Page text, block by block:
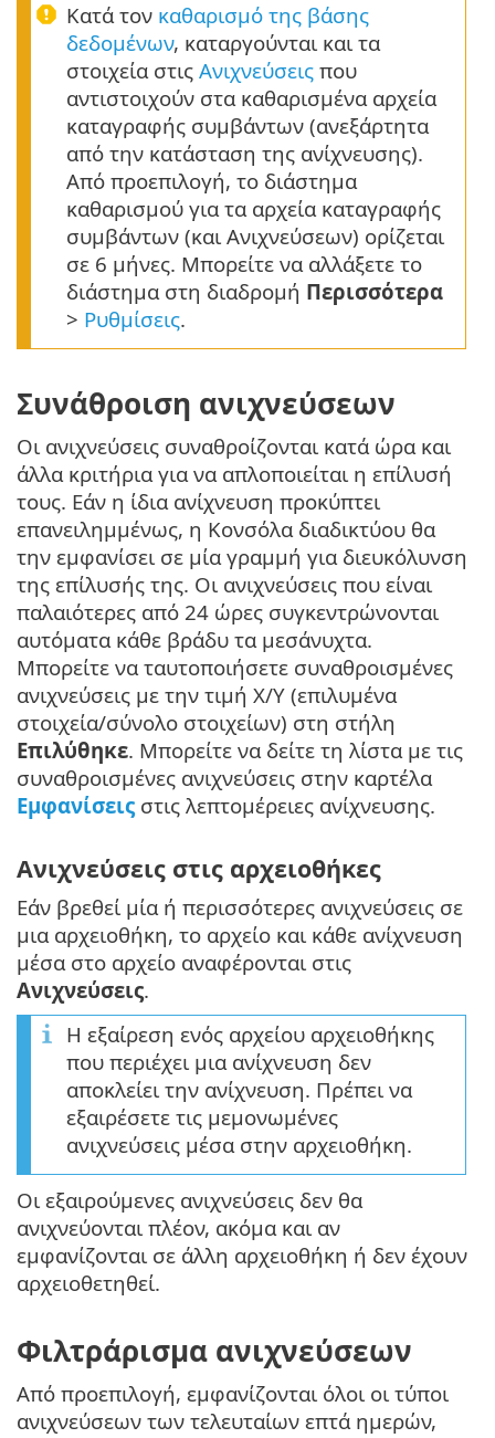
Κατά τον καθαρισμό της βάσης
δεδομένων, καταργούνται και τα
στοιχεία στις Ανιχνεύσεις που
αντιστοιχούν στα καθαρισμένα αρχεία
καταγραφής συμβάντων (ανεξάρτητα
από την κατάσταση της ανίχνευσης).
Από προεπιλογή, το διάστημα
καθαρισμού για τα αρχεία καταγραφής
συμβάντων (και Ανιχνεύσεων) ορίζεται
σε 6 μήνες. Μπορείτε να αλλάξετε το
διάστημα στη διαδρομή Περισσότερα
> Ρυθμίσεις.
Συνάθροιση ανιχνεύσεων
Οι ανιχνεύσεις συναθροίζονται κατά ώρα και
άλλα κριτήρια για να απλοποιείται η επίλυσή
τους. Εάν η ίδια ανίχνευση προκύπτει
επανειλημμένως, η Κονσόλα διαδικτύου θα
την εμφανίσει σε μία γραμμή για διευκόλυνση
της επίλυσής της. Οι ανιχνεύσεις που είναι
παλαιότερες από 24 ώρες συγκεντρώνονται
αυτόματα κάθε βράδυ τα μεσάνυχτα.
Μπορείτε να ταυτοποιήσετε συναθροισμένες
ανιχνεύσεις με την τιμή X/Y (επιλυμένα
στοιχεία/σύνολο στοιχείων) στη στήλη
Επιλύθηκε. Μπορείτε να δείτε τη λίστα με τις
συναθροισμένες ανιχνεύσεις στην καρτέλα
Εμφανίσεις στις λεπτομέρειες ανίχνευσης.
Ανιχνεύσεις στις αρχειοθήκες
Εάν βρεθεί μία ή περισσότερες ανιχνεύσεις σε
μια αρχειοθήκη, το αρχείο και κάθε ανίχνευση
μέσα στο αρχείο αναφέρονται στις
Ανιχνεύσεις.
Η εξαίρεση ενός αρχείου αρχειοθήκης
που περιέχει μια ανίχνευση δεν
αποκλείει την ανίχνευση. Πρέπει να
εξαιρέσετε τις μεμονωμένες
ανιχνεύσεις μέσα στην αρχειοθήκη.
Οι εξαιρούμενες ανιχνεύσεις δεν θα
ανιχνεύονται πλέον, ακόμα και αν
εμφανίζονται σε άλλη αρχειοθήκη ή δεν έχουν
αρχειοθετηθεί.
Φιλτράρισμα ανιχνεύσεων
Από προεπιλογή, εμφανίζονται όλοι οι τύποι
ανιχνεύσεων των τελευταίων επτά ημερών,